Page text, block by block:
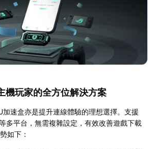
機玩家的全方位解決方案
加速盒亦是提升連線體驗的理想選擇。支援
多平台，無需複雜設定，有效改善遊戲下載
如下：